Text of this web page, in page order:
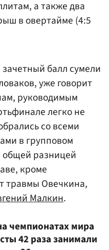
а также два
в овертайме (4:5
балл сумели
уже говорит
руководимым
легко не
со всеми
в групповом
общей разницей
кроме
травмы Овечкина,
Малкин.
чемпионатах мира
42 раза занимали